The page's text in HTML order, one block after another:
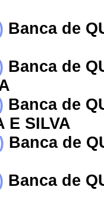
Banca de
Banca de
Banca de
E SILVA
Banca de
Banca de